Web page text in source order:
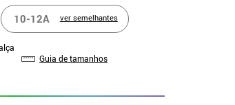
10-12A ver semelhantes
Guia de tamanhos